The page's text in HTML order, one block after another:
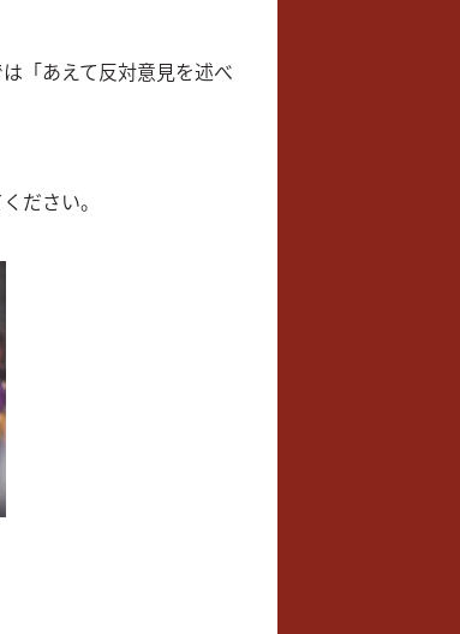
「あえて反対意見を述べ
ださい。